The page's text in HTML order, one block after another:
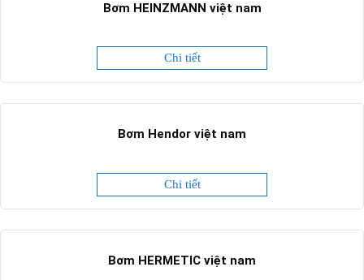
Bơm HEINZMANN việt nam
Chi tiết
Bơm Hendor việt nam
Chi tiết
Bơm HERMETIC việt nam